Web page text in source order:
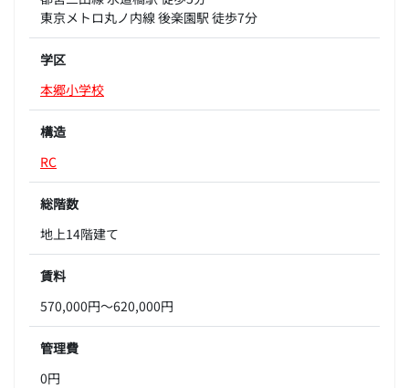
東京メトロ丸ノ内線 後楽園駅 徒歩7分
学区
本郷小学校
構造
RC
総階数
地上14階建て
賃料
570,000円～620,000円
管理費
0円